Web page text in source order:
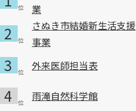
業
さぬき市結婚新生活支援
事業
外来医師担当表
雨滝自然科学館